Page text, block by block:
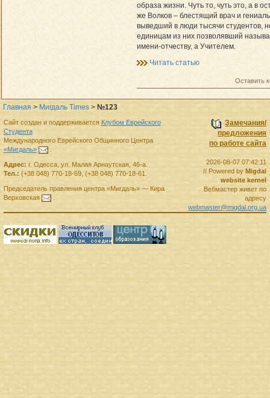
образа жизни. Чуть то, чуть это, а в
же Волков – блестящий врач и
выведший в люди тысячи студентов,
единицам из них позволявший
имени-отчеству, а Учителем.
Читать статью
Оставить
Главная > Мигдаль Times > №123
Замечания/
предложения
по работе сайта
2026-08-07 07:42:11
// Powered by Migdal
website kernel
Вебмастер живет по
адресу
webmaster@migdal.org.ua
Сайт создан и поддерживается Клубом Еврейского
Студента
Международного Еврейского Общинного Центра
«Мигдаль»
Адрес: г. Одесса, ул. Малая Арнаутская, 46-а.
Тел.: (+38 048) 770-18-69, (+38 048) 770-18-61
Председатель правленияцентра «Мигдаль»— Кира
Верховская